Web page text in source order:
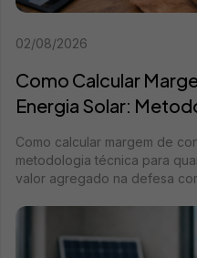
02/08/2026
Como Calcular
Energia Solar:
Como calcular margem de
metodologia técnica para
valor agregado na defesa